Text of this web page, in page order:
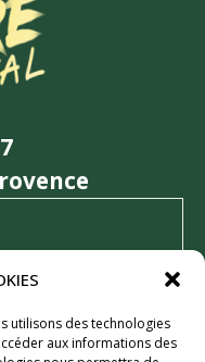
utilisons des technologies
aux informations des